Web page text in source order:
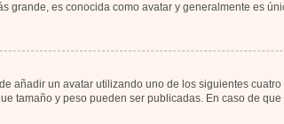
grande, es conocida como avatar y generalmente es
añadir un avatar utilizando uno de los siguientes
tamaño y peso pueden ser publicadas. En caso de